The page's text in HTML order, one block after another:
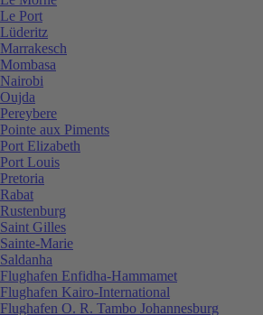
Le Port
Lüderitz
Marrakesch
Mombasa
Nairobi
Oujda
Pereybere
Pointe aux Piments
Port Elizabeth
Port Louis
Pretoria
Rabat
Rustenburg
Saint Gilles
Sainte-Marie
Saldanha
Flughafen Enfidha-Hammamet
Flughafen Kairo-International
Flughafen O. R. Tambo Johannesburg